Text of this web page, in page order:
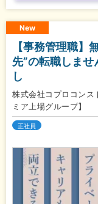
New
【事務管理職】
先”の転職しま
し
株式会社コプロコンス
ミア上場グループ】
正社員